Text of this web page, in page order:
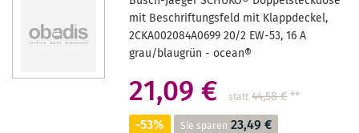
mit Beschriftungsfeld mit Klappdeckel,
2CKA002084A0699 20/2 EW-53, 16 A
grau/blaugrün - ocean®
21,09 € statt 44,58 €**
-53% Sie sparen 23,49 €